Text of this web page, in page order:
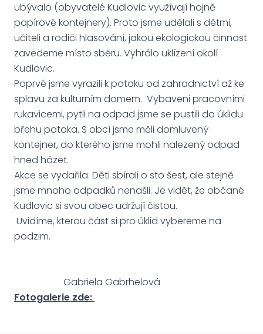
ubývalo (obyvatelé Kudlovic využívají hojně
papírové kontejnery). Proto jsme udělali s dětmi,
učiteli a rodiči hlasování, jakou ekologickou činnost
zavedeme místo sběru. Vyhrálo uklízení okolí
Kudlovic.
Poprvé jsme vyrazili k potoku od zahradnictví až ke
splavu za kulturním domem. Vybaveni pracovními
rukavicemi, pytli na odpad jsme se pustili do úklidu
břehu potoka. S obcí jsme měli domluvený
kontejner, do kterého jsme mohli nalezený odpad
hned házet.
Akce se vydařila. Děti sbírali o sto šest, ale stejně
jsme mnoho odpadků nenašli. Je vidět, že občané
Kudlovic si svou obec udržují čistou.
Uvidíme, kterou část si pro úklid vybereme na
podzim.
Gabriela Gabrhelová
Fotogalerie zde: